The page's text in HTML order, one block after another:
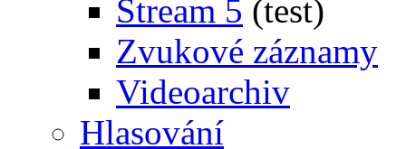
Stream 5 (test)
Zvukové záznamy
Videoarchiv
Hlasování